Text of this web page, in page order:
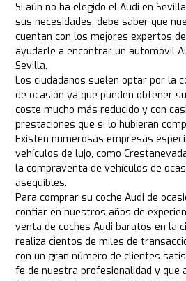
Si aún no ha elegido el Audi en
sus necesidades, debe saber que
cuentan con los mejores expertos
ayudarle a encontrar un automóvil
Sevilla.
Los ciudadanos suelen optar por la
de ocasión ya que pueden obtener
coste mucho más reducido y con
prestaciones que si lo hubieran
Existen numerosas empresas
vehículos de lujo, como
la compraventa de vehículos de
asequibles.
Para comprar su coche Audi de
confiar en nuestros años de
venta de coches Audi baratos en la
realiza cientos de miles de
con un gran número de clientes
fe de nuestra profesionalidad y que